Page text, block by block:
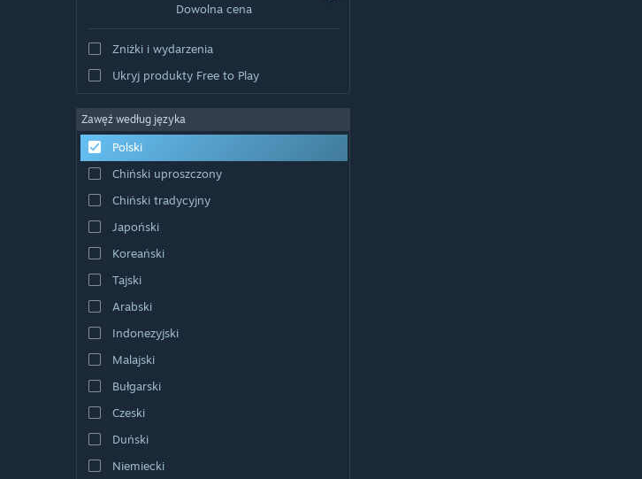
Dowolna cena
Zniżki i wydarzenia
Ukryj produkty Free to Play
Zawęź według języka
Polski
Chiński uproszczony
Chiński tradycyjny
Japoński
Koreański
Tajski
Arabski
Indonezyjski
Malajski
Bułgarski
Czeski
Duński
Niemiecki